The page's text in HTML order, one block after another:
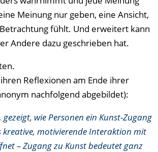
Meinung nur geben, eine Ansicht,
fühlt. Und erweitert kann
Andere dazu geschrieben hat.
Reflexionen am Ende ihrer
nachfolgend abgebildet):
wie Personen ein Kunst-Zugang
kreative, motivierende Interaktion mit
– Zugang zu Kunst bedeutet ganz